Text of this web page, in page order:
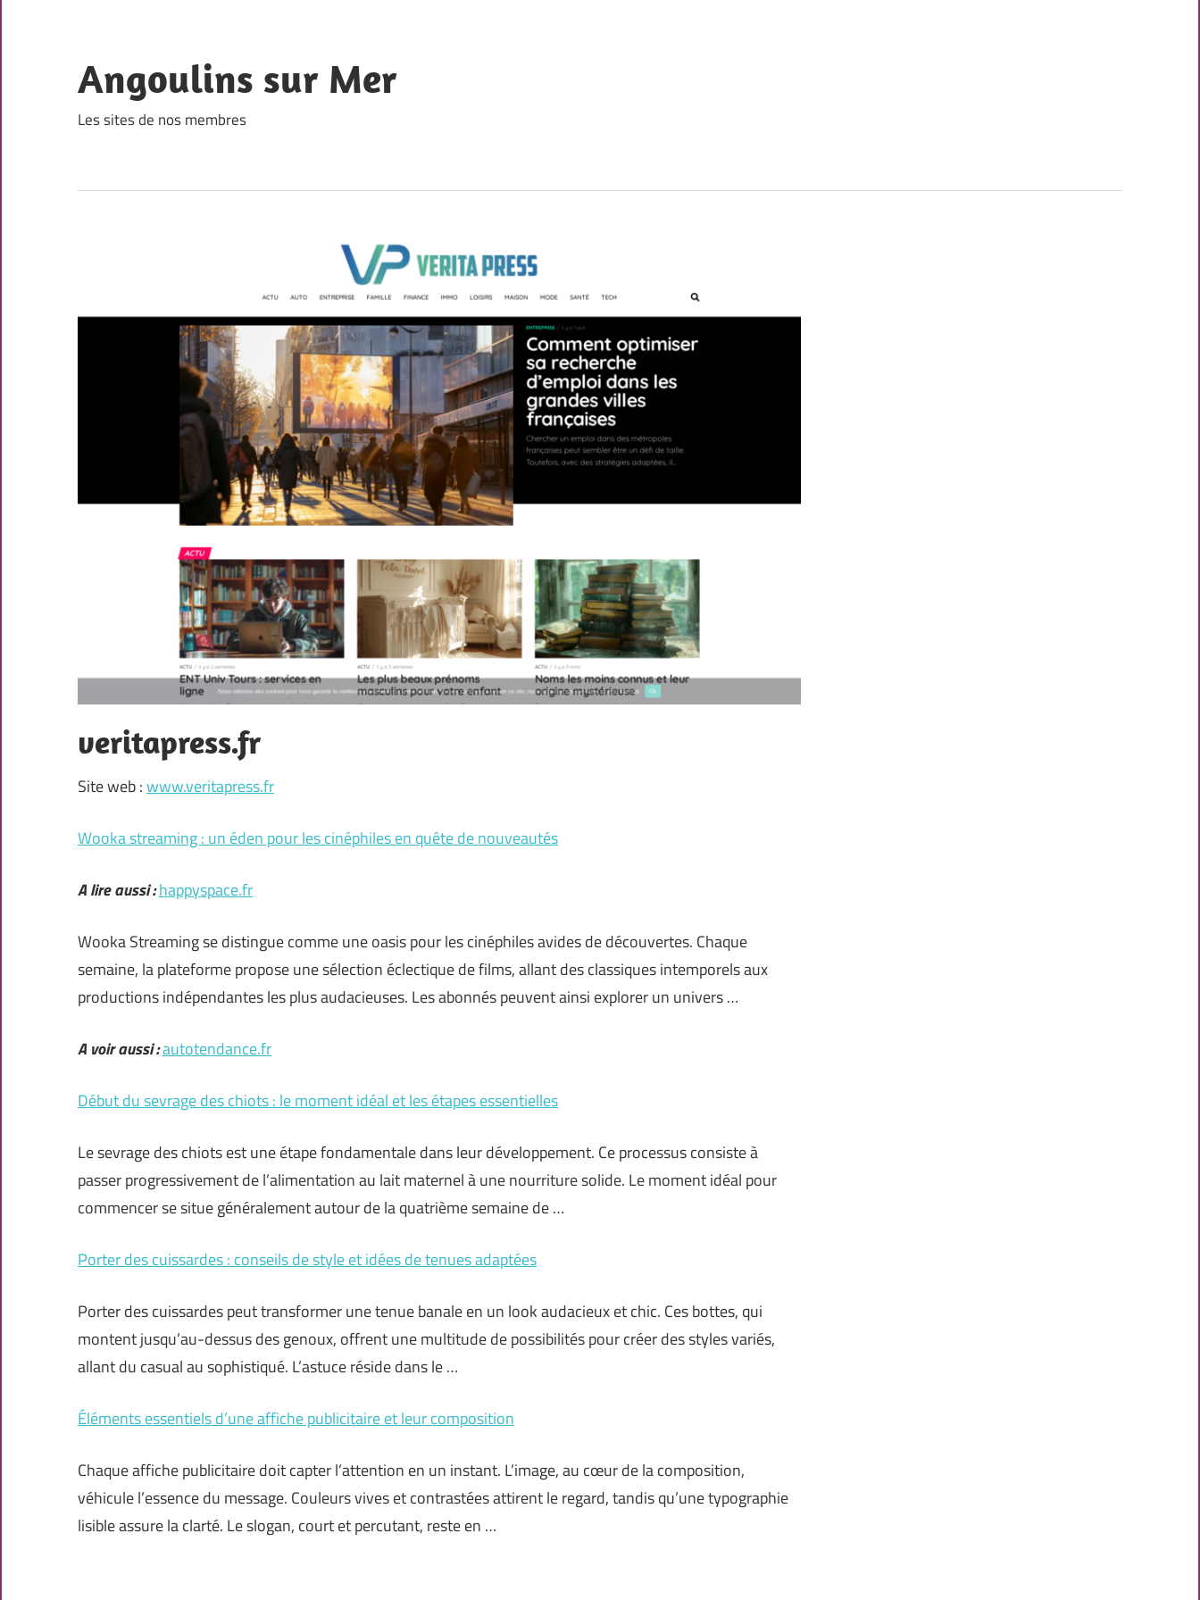
content
Angoulins sur Mer
Les sites de nos membres
veritapress.fr
Site web :www.veritapress.fr
Wooka streaming : un éden pour les cinéphiles en quête de nouveautés
A lire aussi :happyspace.fr
Wooka Streaming se distingue comme une oasis pour les cinéphiles avides de découvertes. Chaque
semaine, la plateforme propose une sélection éclectique de films, allant des classiques intemporels aux
productions indépendantes les plus audacieuses. Les abonnés peuvent ainsi explorer un univers …
A voir aussi :autotendance.fr
Début du sevrage des chiots : le moment idéal et les étapes essentielles
Le sevrage des chiots est une étape fondamentale dans leur développement. Ce processus consiste à
passer progressivement de l’alimentation au lait maternel à une nourriture solide. Le moment idéal pour
commencer se situe généralement autour de la quatrième semaine de …
Porter des cuissardes : conseils de style et idées de tenues adaptées
Porter des cuissardes peut transformer une tenue banale en un look audacieux et chic. Ces bottes, qui
montent jusqu’au-dessus des genoux, offrent une multitude de possibilités pour créer des styles variés,
allant du casual au sophistiqué. L’astuce réside dans le …
Éléments essentiels d’une affiche publicitaire et leur composition
Chaque affiche publicitaire doit capter l’attention en un instant. L’image, au cœur de la composition,
véhicule l’essence du message. Couleurs vives et contrastées attirent le regard, tandis qu’une typographie
lisible assure la clarté. Le slogan, court et percutant, reste en …